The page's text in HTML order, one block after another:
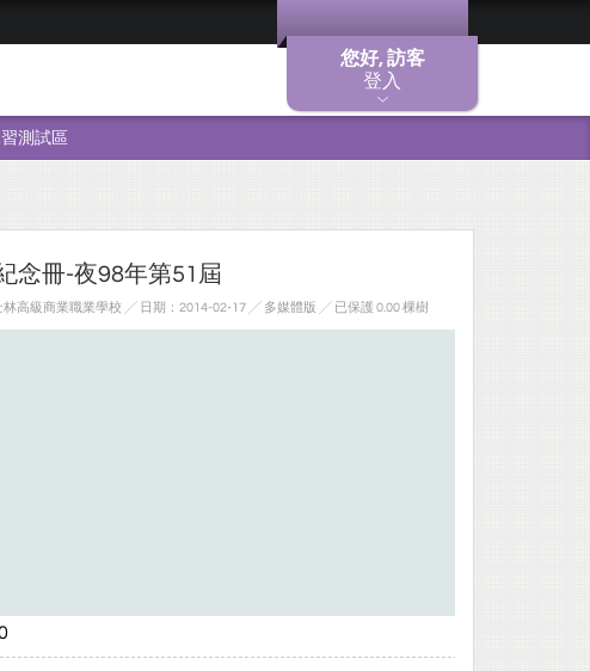
您好, 訪客
登入
測試區
念冊-夜98年第51屆
林高級商業職業學校 ╱ 日期：2014-02-17 ╱ 多媒體版 ╱ 已保護 0.00 棵樹